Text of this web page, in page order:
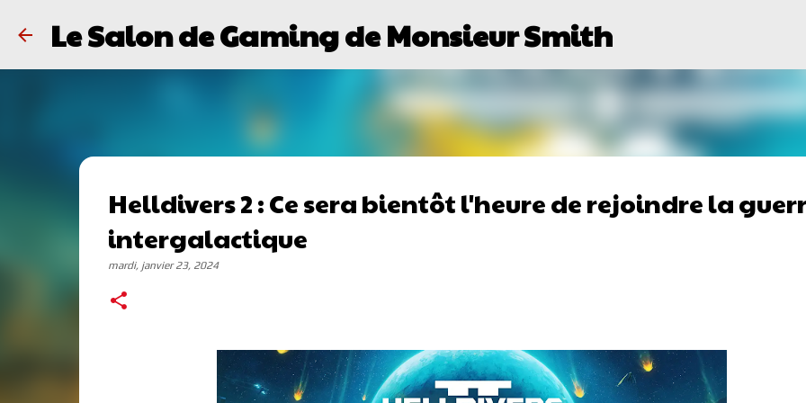
Passer au contenu principal
Le Salon de Gaming de Monsieur Smith
Helldivers 2 : Ce sera bientôt l'heure de rejoindre la
intergalactique
mardi, janvier 23, 2024